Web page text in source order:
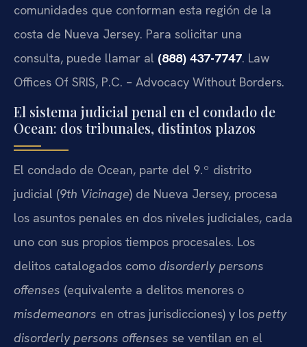
comunidades que conforman esta región de la
costa de Nueva Jersey. Para solicitar una
consulta, puede llamar al (888) 437-7747. Law
Offices Of SRIS, P.C. – Advocacy Without Borders.
El sistema judicial penal en el condado de
Ocean: dos tribunales, distintos plazos
El condado de Ocean, parte del 9.º distrito
judicial (9th Vicinage) de Nueva Jersey, procesa
los asuntos penales en dos niveles judiciales, cada
uno con sus propios tiempos procesales. Los
delitos catalogados como disorderly persons
offenses (equivalente a delitos menores o
misdemeanors en otras jurisdicciones) y los petty
disorderly persons offenses se ventilan en el